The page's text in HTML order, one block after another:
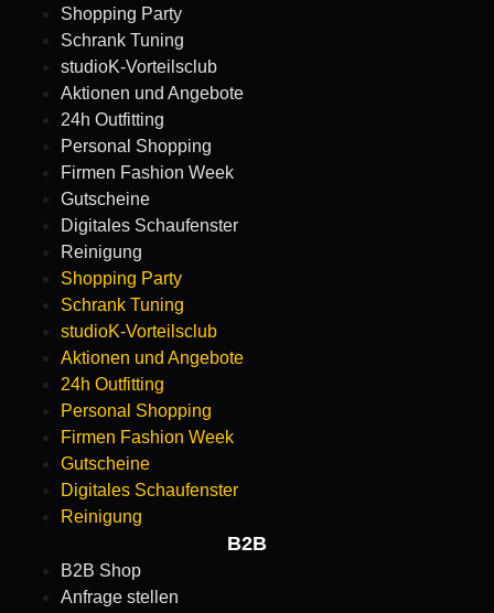
Shopping Party
Schrank Tuning
studioK-Vorteilsclub
Aktionen und Angebote
24h Outfitting
Personal Shopping
Firmen Fashion Week
Gutscheine
Digitales Schaufenster
Reinigung
Shopping Party
Schrank Tuning
studioK-Vorteilsclub
Aktionen und Angebote
24h Outfitting
Personal Shopping
Firmen Fashion Week
Gutscheine
Digitales Schaufenster
Reinigung
B2B
B2B Shop
Anfrage stellen